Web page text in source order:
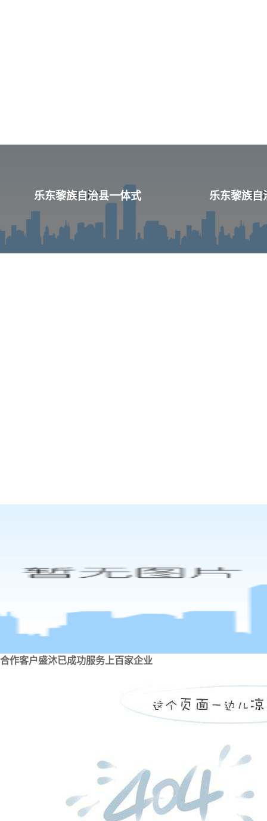
乐东黎族自治县一体式 乐东黎族自
合作客户盛沐已成功服务上百家企业